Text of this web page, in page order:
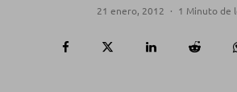
21 enero, 2012 · 1 Minuto de